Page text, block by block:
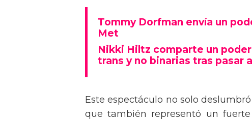
Tommy Dorfman envía un
Met
Nikki Hiltz comparte un
trans y no binarias tras pasar
Este espectáculo no solo
que también representó un